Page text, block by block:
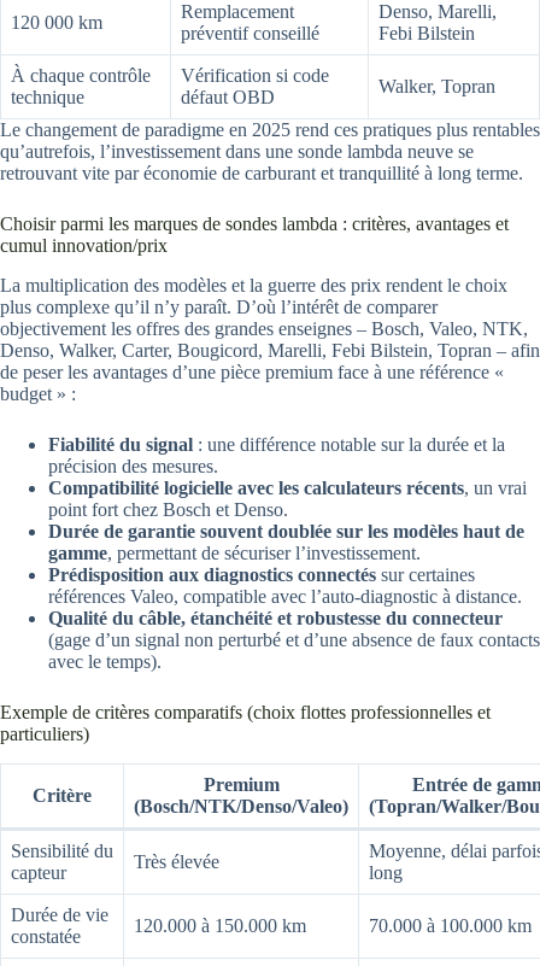
120 000 km
Remplacement
préventif conseillé
Denso, Marelli,
Febi Bilstein
À chaque contrôle
technique
Vérification si code
défaut OBD
Walker, Topran
Le changement de paradigme en 2025 rend ces pratiques plus rentables
qu’autrefois, l’investissement dans une sonde lambda neuve se
retrouvant vite par économie de carburant et tranquillité à long terme.
Choisir parmi les marques de sondes lambda : critères, avantages et
cumul innovation/prix
La multiplication des modèles et la guerre des prix rendent le choix
plus complexe qu’il n’y paraît. D’où l’intérêt de comparer
objectivement les offres des grandes enseignes – Bosch, Valeo, NTK,
Denso, Walker, Carter, Bougicord, Marelli, Febi Bilstein, Topran – afin
de peser les avantages d’une pièce premium face à une référence «
budget » :
Fiabilité du signal : une différence notable sur la durée et la
précision des mesures.
Compatibilité logicielle avec les calculateurs récents, un vrai
point fort chez Bosch et Denso.
Durée de garantie souvent doublée sur les modèles haut de
gamme, permettant de sécuriser l’investissement.
Prédisposition aux diagnostics connectés sur certaines
références Valeo, compatible avec l’auto-diagnostic à distance.
Qualité du câble, étanchéité et robustesse du connecteur
(gage d’un signal non perturbé et d’une absence de faux contacts
avec le temps).
Exemple de critères comparatifs (choix flottes professionnelles et
particuliers)
Critère
Premium
(Bosch/NTK/Denso/Valeo)
Entrée de
(Topran/Walker/
Sensibilité du
capteur
Très élevée
Moyenne, délai
long
Durée de vie
constatée
120.000 à 150.000 km 70.000 à 100.000 km